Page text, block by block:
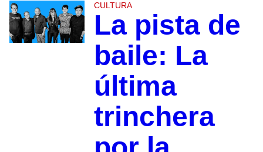
CULTURA
La pista de
baile: La
última
trinchera